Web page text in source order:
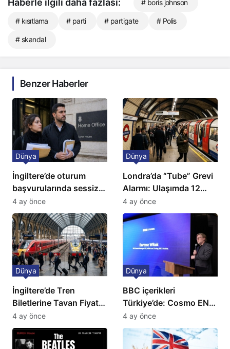
Haberle ilgili daha fazlası: # boris johnson
# kısıtlama # parti # partigate # Polis
# skandal
Benzer Haberler
İngiltere’de oturum
başvurularında sessiz
kriz: Büyükelçilikten
açıklama!
Dünya
4 ay önce
Londra’da “Tube” Grevi
Alarmı: Ulaşımda 12
Günlük Kaos Kapıda
Dünya
4 ay önce
İngiltere’de Tren
Biletlerine Tavan Fiyat:
Ulaşımda Yeni
Düzenleme
Dünya
4 ay önce
BBC içerikleri
Türkiye’de: Cosmo EN
ve BBC Player yayında
Dünya
4 ay önce